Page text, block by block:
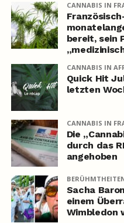
CANNABIS IN
bereit, sein
CANNABIS IN
Quick Hit
letzten
CANNABIS IN
Die
durch das
angehoben
Sacha
einem
Wimbledon